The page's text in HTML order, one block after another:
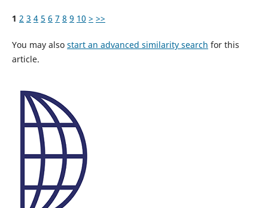
1 2 3 4 5 6 7 8 9 10 > >>
You may also start an advanced similarity search for this
article.